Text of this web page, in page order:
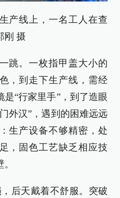
产线上，一名工人在查
刚 摄
跳。一枚指甲盖大小的
，到走下生产线，需经
“行家里手”，到了造眼
外汉”，遇到的困难远远
生产设备不够精密，处
，固色工艺缺乏相应技
后天戴着不舒服。突破